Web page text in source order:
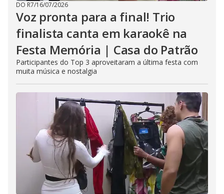
DO R7/16/07/2026
Voz pronta para a final! Trio
finalista canta em karaokê na
Festa Memória | Casa do Patrão
Participantes do Top 3 aproveitaram a última festa com
muita música e nostalgia